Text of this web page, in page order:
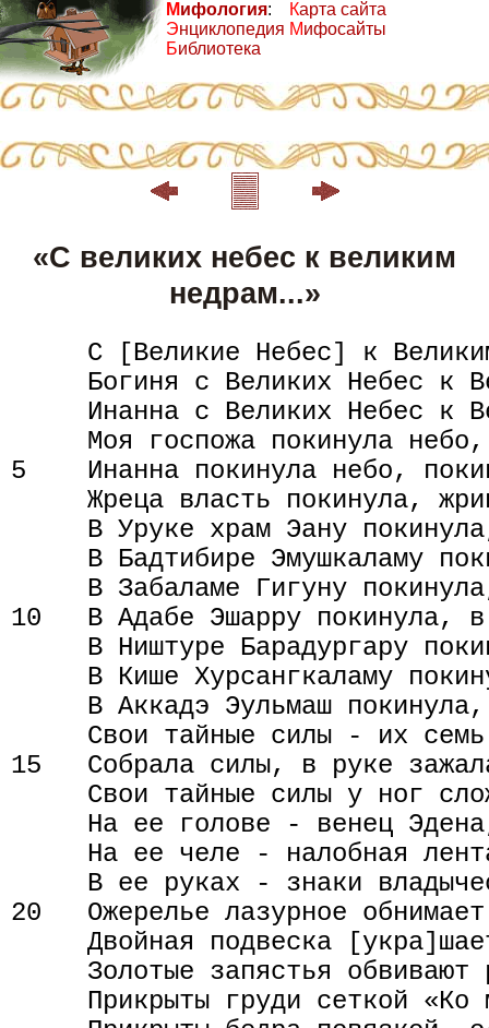
Мифология:
Энциклопедия
Библиотека
Карта сайта
Мифосайты
«С великих небес к великим
недрам...»
С [Великие Небес] к
Богиня с Великих Небес к
Инанна с Великих Небес к
Моя госпожа покинула
5    Инанна покинула небо,
Жреца власть покинула,
В Уруке храм Эану
В Бадтибире Эмушкаламу
В Забаламе Гигуну
10   В Адабе Эшарру покинула,
В Ништуре Барадургару
В Кише Хурсангкаламу
В Аккадэ Эульмаш
Свои тайные силы - их
15   Собрала силы, в руке
Свои тайные силы у ног
На ее голове - венец
На ее челе - налобная
В ее руках - знаки
20   Ожерелье лазурное
Двойная подвеска
Золотые запястья обвивают
Прикрыты груди сеткой «Ко